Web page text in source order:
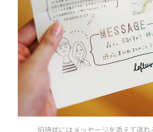
招待状にはメッセージを添えて送